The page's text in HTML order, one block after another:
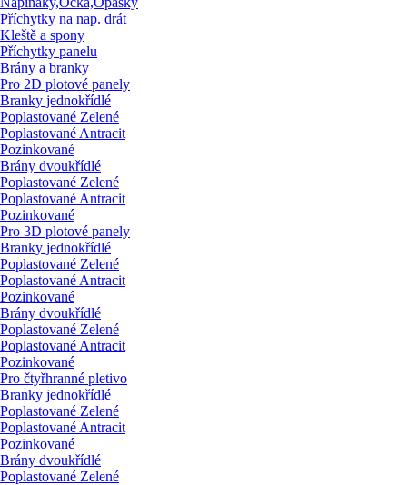
Příchytky na nap. drát
Kleště a spony
Příchytky panelu
Brány a branky
Pro 2D plotové panely
Branky jednokřídlé
Poplastované Zelené
Poplastované Antracit
Pozinkované
Brány dvoukřídlé
Poplastované Zelené
Poplastované Antracit
Pozinkované
Pro 3D plotové panely
Branky jednokřídlé
Poplastované Zelené
Poplastované Antracit
Pozinkované
Brány dvoukřídlé
Poplastované Zelené
Poplastované Antracit
Pozinkované
Pro čtyřhranné pletivo
Branky jednokřídlé
Poplastované Zelené
Poplastované Antracit
Pozinkované
Brány dvoukřídlé
Poplastované Zelené